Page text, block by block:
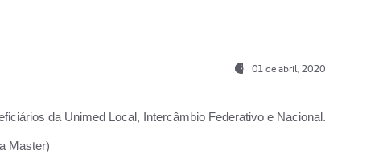
01 de abril, 2020
da Unimed Local, Intercâmbio Federativo e Nacional.
Master)